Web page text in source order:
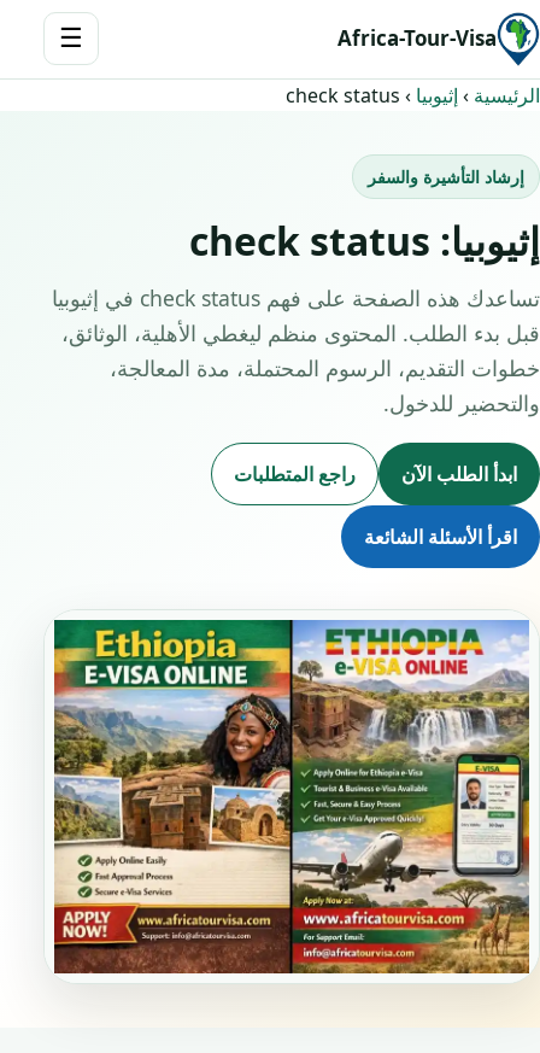
Africa-Tour-Visa
☰
الرئيسية › إثيوبيا ›
check status
إرشاد التأشيرة والسفر
إثيوبيا: check status
تساعدك هذه الصفحة على فهم check status في إثيوبيا
قبل بدء الطلب. المحتوى منظم ليغطي الأهلية، الوثائق،
خطوات التقديم، الرسوم المحتملة، مدة المعالجة،
والتحضير للدخول.
ابدأ الطلب الآن راجع المتطلبات
اقرأ الأسئلة الشائعة